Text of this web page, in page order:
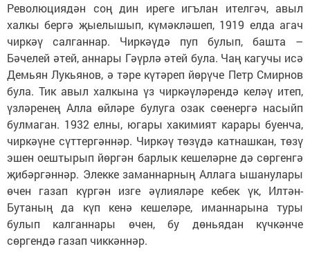
Революциядән соң дин иреге игълан ителгәч, авыл
халкы бергә җыелышып, күмәкләшеп, 1919 елда агач
чиркәү салганнар. Чиркәүдә пуп булып, башта –
Бәчелей әтей, аннары Гәүрлә әтей була. Чаң кагучы исә
Демьян Лукьянов, ә тәре күтәреп йөрүче Петр Смирнов
була. Тик авыл халкына үз чиркәүләрендә келәү итеп,
үзләренең Алла өйләре булуга озак сөенергә насыйп
булмаган. 1932 елны, югары хакимият карары буенча,
чиркәүне сүттергәннәр. Чиркәү төзүдә катнашкан, төзү
эшен оештырып йөргән барлык кешеләрне дә сөргенгә
җибәргәннәр. Элекке заманнарның Аллага ышанулары
өчен газап күргән изге әүлияләре кебек үк, Илтән-
Бутаның да күп кенә кешеләре, иманнарына туры
булып калганнары өчен, бу дөньядан күчкәнче
сөргендә газап чиккәннәр.